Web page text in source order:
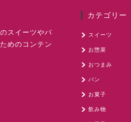
スイーツやパ
めのコンテン
カテゴリー
スイーツ
お惣菜
おつまみ
パン
お菓子
飲み物